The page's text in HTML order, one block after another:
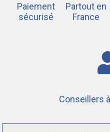
Paiement
sécurisé
Partout en
France
Conseillers